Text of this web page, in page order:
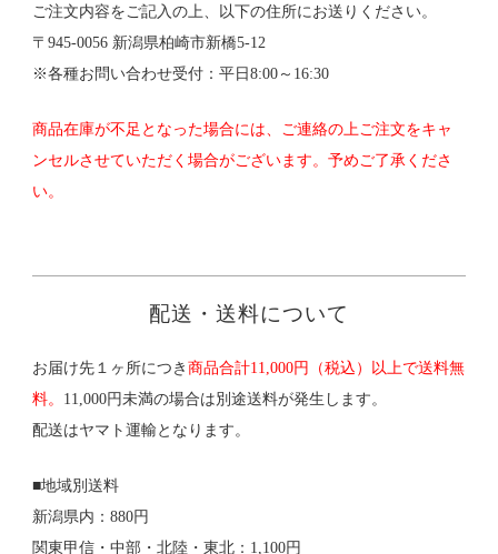
ご注文内容をご記入の上、以下の住所にお送りください。
〒945-0056 新潟県柏崎市新橋5-12
※各種お問い合わせ受付：平日8:00～16:30
商品在庫が不足となった場合には、ご連絡の上ご注文をキャ
ンセルさせていただく場合がございます。予めご了承くださ
い。
配送・送料について
お届け先１ヶ所につき商品合計11,000円（税込）以上で送料無
料。 11,000円未満の場合は別途送料が発生します。
配送はヤマト運輸となります。
■地域別送料
新潟県内：880円
関東甲信・中部・北陸・東北：1,100円